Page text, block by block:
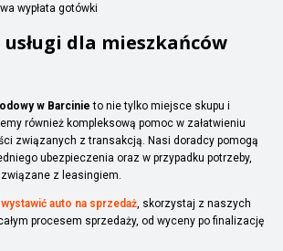
wypłata gotówki
dla mieszkańców
w Barcinie to nie tylko miejsce skupu i
również kompleksową pomoc w załatwieniu
związanych z transakcją. Nasi doradcy pomogą
ubezpieczenia oraz w przypadku potrzeby,
z leasingiem.
auto na sprzedaż, skorzystaj z naszych
procesem sprzedaży, od wyceny po finalizację